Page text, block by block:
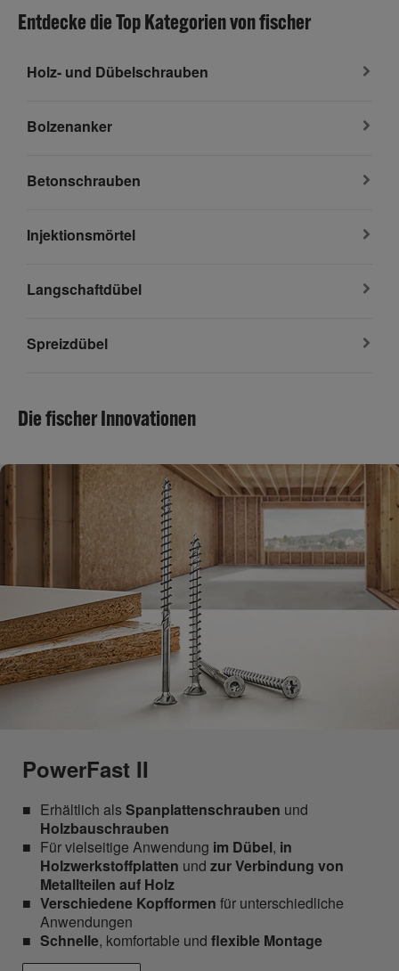
Entdecke die Top Kategorien von fischer
Holz- und Dübelschrauben
Bolzenanker
Betonschrauben
Injektionsmörtel
Langschaftdübel
Spreizdübel
Die fischer Innovationen
PowerFast II
Erhältlich alsSpanplattenschrauben und
Holzbauschrauben
Für vielseitige Anwendung im Dübel, in
Holzwerkstoffplatten und zur Verbindung von
Metallteilen auf Holz
Verschiedene Kopfformen für unterschiedliche
Anwendungen
Schnelle, komfortable und flexible Montage